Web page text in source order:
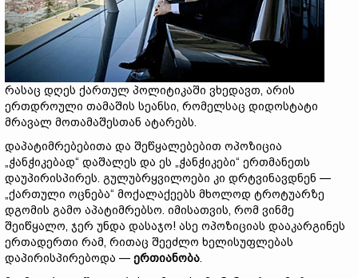
რასაც დღეს ქართულ პოლიტიკაში ვხედავთ, არის
ერთდროული თამაშის სეანსი, რომელსაც დიდოსტატი
მრავალ მოთამაშესთან ატარებს.
დაპატიმრებებითა და შეწყალებებით ოპოზიცია
„ჭანჭიკებად“ დაშალეს და ეს „ჭანჭიკები“ ერთმანეთს
დაუპირისპირეს. გულუბრყვილოები კი დრტვინავდნენ —
„ქართული ოცნება“ მოქალაქეებს მხოლოდ ტროტუარზე
დგომის გამო აპატიმრებსო. იმისათვის, რომ ვინმე
შეიწყალო, ჯერ უნდა დასაჯო! ასე ოპოზიციას დააკარგინეს
ერთადერთი რამ, რითაც შეეძლო ხელისუფლებას
დაპირისპირებოდა — ერთიანობა.